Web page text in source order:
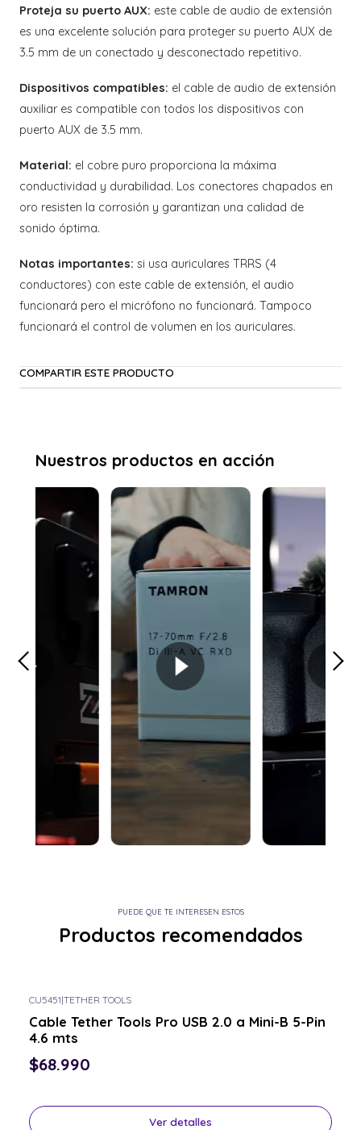
Proteja su puerto AUX: este cable de audio de extensión
es una excelente solución para proteger su puerto AUX de
3.5 mm de un conectado y desconectado repetitivo.
Dispositivos compatibles: el cable de audio de extensión
auxiliar es compatible con todos los dispositivos con
puerto AUX de 3.5 mm.
Material: el cobre puro proporciona la máxima
conductividad y durabilidad. Los conectores chapados en
oro resisten la corrosión y garantizan una calidad de
sonido óptima.
Notas importantes: si usa auriculares TRRS (4
conductores) con este cable de extensión, el audio
funcionará pero el micrófono no funcionará. Tampoco
funcionará el control de volumen en los auriculares.
COMPARTIR ESTE PRODUCTO
PUEDE QUE TE INTERESEN ESTOS
Productos recomendados
CU5451|TETHER TOOLS
Cable Tether Tools Pro USB 2.0 a Mini-B 5-Pin
4.6 mts
$68.990
Ver detalles